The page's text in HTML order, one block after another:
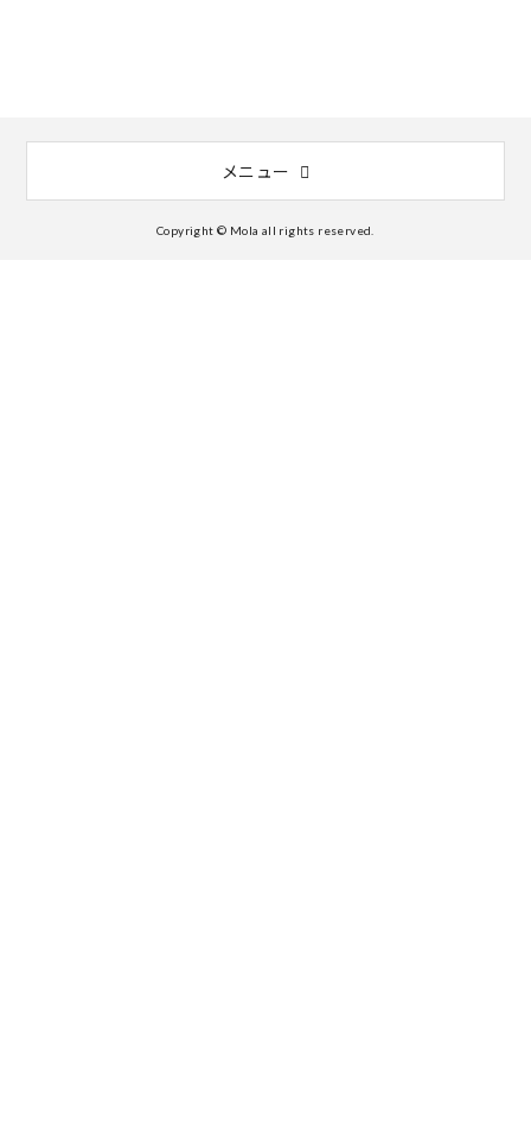
メニュー
Copyright © Mola all rights reserved.